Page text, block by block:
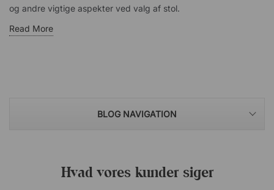
og andre vigtige aspekter ved valg af stol.
Read More
BLOG NAVIGATION
Hvad vores kunder siger